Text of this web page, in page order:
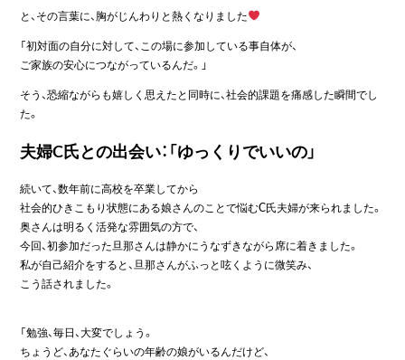
と、その言葉に、胸がじんわりと熱くなりました
「初対面の自分に対して、この場に参加している事自体が、
ご家族の安心につながっているんだ。」
そう、恐縮ながらも嬉しく思えたと同時に、社会的課題を痛感した瞬間でし
た。
夫婦C氏との出会い：「ゆっくりでいいの」
続いて、数年前に高校を卒業してから
社会的ひきこもり状態にある娘さんのことで悩むC氏夫婦が来られました。
奥さんは明るく活発な雰囲気の方で、
今回、初参加だった旦那さんは静かにうなずきながら席に着きました。
私が自己紹介をすると、旦那さんがふっと呟くように微笑み、
こう話されました。
「勉強、毎日、大変でしょう。
ちょうど、あなたぐらいの年齢の娘がいるんだけど、